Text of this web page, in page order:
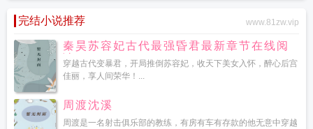
完结小说推荐 www.81zw.vip
秦昊苏容妃古代最强昏君最新章节在线阅
读
穿越古代变暴君，开局推倒苏容妃，收天下美女入怀，醉心后宫
佳丽，享人间荣华！...
周渡沈溪
周渡是一名射击俱乐部的教练，有房有车有存款的他无意中穿越